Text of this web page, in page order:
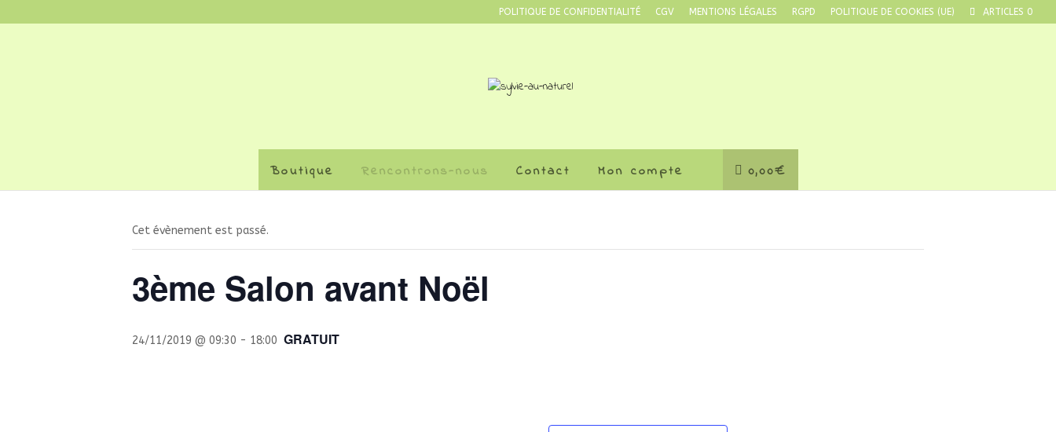
POLITIQUE DE CONFIDENTIALITÉ CGV MENTIONS LÉGALES RGPD POLITIQUE DE COOKIES (UE) ARTICLES 0
Boutique Rencontrons-nous Contact Mon compte 0,00€
Cet évènement est passé.
3ème Salon avant Noël
24/11/2019 @ 09:30 - 18:00 GRATUIT